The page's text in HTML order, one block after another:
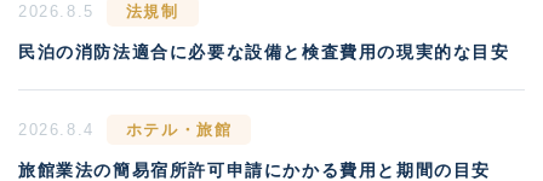
2026.8.5 法規制
民泊の消防法適合に必要な設備と検査費用の現実的な目安
2026.8.4 ホテル・旅館
旅館業法の簡易宿所許可申請にかかる費用と期間の目安